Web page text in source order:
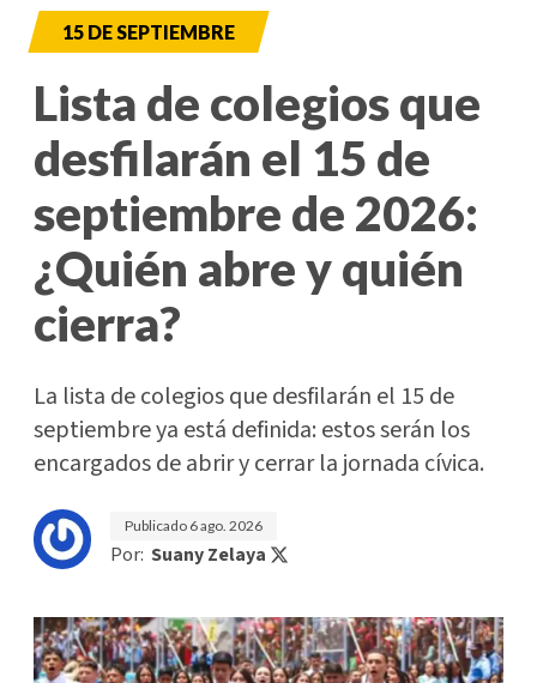
15 DE SEPTIEMBRE
Lista de colegios que
desfilarán el 15 de
septiembre de 2026:
¿Quién abre y quién
cierra?
La lista de colegios que desfilarán el 15 de
septiembre ya está definida: estos serán los
encargados de abrir y cerrar la jornada cívica.
Publicado 6 ago. 2026
Por: Suany Zelaya